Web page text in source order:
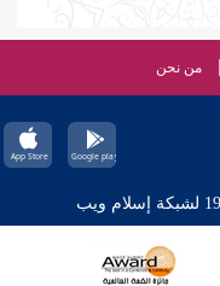
من نحن